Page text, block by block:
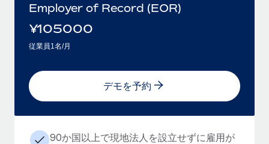
Employer of Record (EOR)
¥105000
従業員1名/月
デモを予約
90か国以上で現地法人を設立せずに雇用が